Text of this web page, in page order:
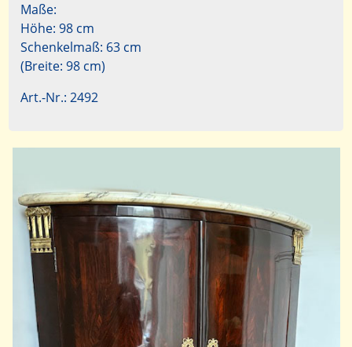
Maße:
Höhe: 98 cm
Schenkelmaß: 63 cm
(Breite: 98 cm)
Art.-Nr.: 2492